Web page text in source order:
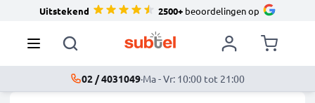
Uitstekend 2500+beoordelingen op
02 / 4031049·Ma - Vr: 10:00 tot 21:00